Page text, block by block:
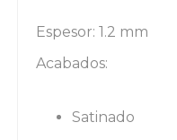
Espesor: 1.2 mm
Acabados:
Satinado